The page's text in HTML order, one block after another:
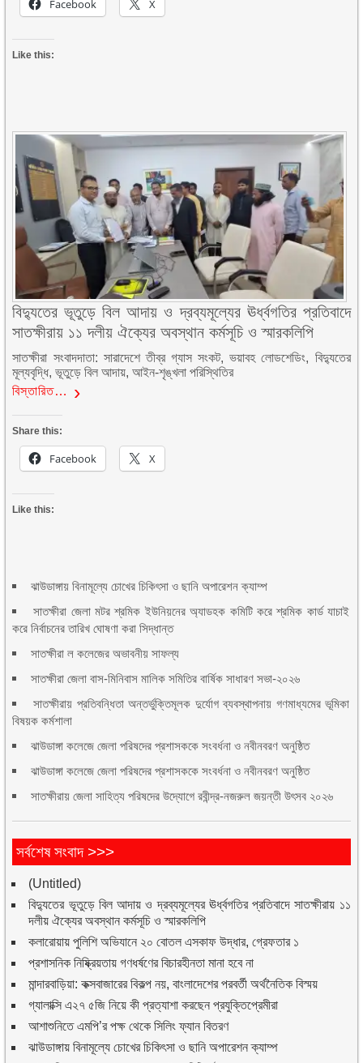
Facebook X
Like this:
বিদ্যুতের ভূতুড়ে বিল আদায় ও দ্রব্যমূল্যের ঊর্ধ্বগতির প্রতিবাদে
সাতক্ষীরায় ১১ দলীয় ঐক্যের অবস্থান কর্মসূচি ও স্মারকলিপি
সাতক্ষীরা সংবাদদাতা: সারাদেশে তীব্র গ্যাস সংকট, ভয়াবহ লোডশেডিং, বিদ্যুতের
মূল্যবৃদ্ধি, ভূতুড়ে বিল আদায়, আইন-শৃঙ্খলা পরিস্থিতির
বিস্তারিত…
Share this:
Facebook X
Like this:
ঝাউডাঙ্গায় বিনামূল্যে চোখের চিকিৎসা ও ছানি অপারেশন ক্যাম্প
সাতক্ষীরা জেলা মটর শ্রমিক ইউনিয়নের অ্যাডহক কমিটি করে শ্রমিক কার্ড যাচাই
করে নির্বাচনের তারিখ ঘোষণা করা সিদ্ধান্ত
সাতক্ষীরা ল কলেজের অভাবনীয় সাফল্য
সাতক্ষীরা জেলা বাস-মিনিবাস মালিক সমিতির বার্ষিক সাধারণ সভা-২০২৬
সাতক্ষীরায় প্রতিবন্ধিতা অন্তর্ভুক্তিমূলক দুর্যোগ ব্যবস্থাপনায় গণমাধ্যমের ভূমিকা
বিষয়ক কর্মশালা
ঝাউডাঙ্গা কলেজে জেলা পরিষদের প্রশাসককে সংবর্ধনা ও নবীনবরণ অনুষ্ঠিত
ঝাউডাঙ্গা কলেজে জেলা পরিষদের প্রশাসককে সংবর্ধনা ও নবীনবরণ অনুষ্ঠিত
সাতক্ষীরায় জেলা সাহিত্য পরিষদের উদ্যোগে রবীন্দ্র-নজরুল জয়ন্তী উৎসব ২০২৬
সর্বশেষ সংবাদ >>>
(Untitled)
বিদ্যুতের ভূতুড়ে বিল আদায় ও দ্রব্যমূল্যের ঊর্ধ্বগতির প্রতিবাদে সাতক্ষীরায় ১১
দলীয় ঐক্যের অবস্থান কর্মসূচি ও স্মারকলিপি
কলারোয়ায় পুলিশি অভিযানে ২০ বোতল এসকাফ উদ্ধার, গ্রেফতার ১
প্রশাসনিক নিষ্ক্রিয়তায় গণধর্ষণের বিচারহীনতা মানা হবে না
মান্দারবাড়িয়া: কক্সবাজারের বিকল্প নয়, বাংলাদেশের পরবর্তী অর্থনৈতিক বিস্ময়
গ্যালাক্সি এ২৭ ৫জি নিয়ে কী প্রত্যাশা করছেন প্রযুক্তিপ্রেমীরা
আশাশুনিতে এমপি’র পক্ষ থেকে সিলিং ফ্যান বিতরণ
ঝাউডাঙ্গায় বিনামূল্যে চোখের চিকিৎসা ও ছানি অপারেশন ক্যাম্প